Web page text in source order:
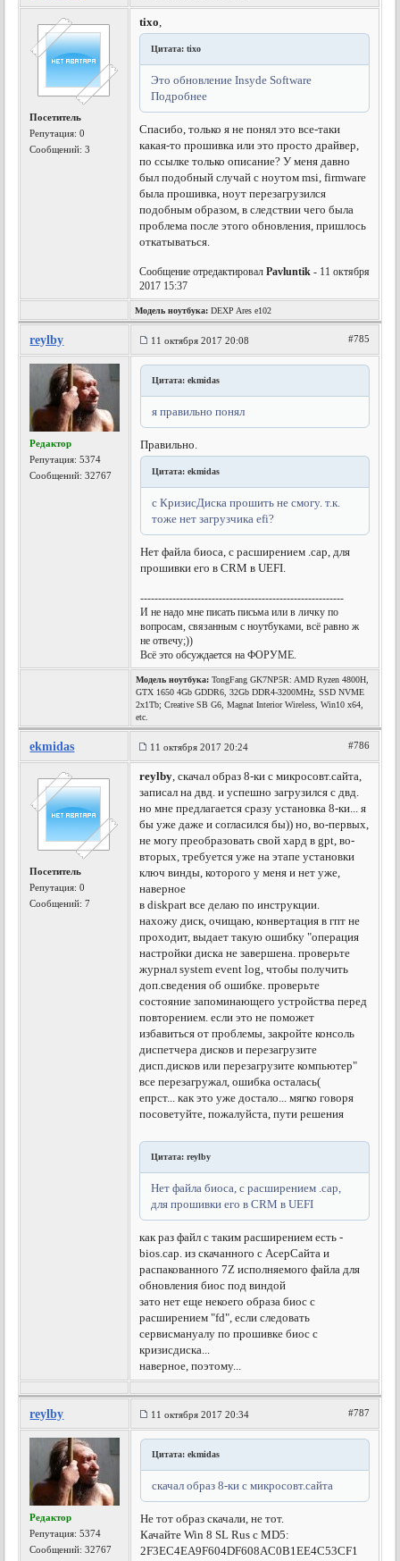
Посетитель
Репутация:0
Сообщений: 3
tixo,
Цитата: tixo
Это обновление Insyde Software
Подробнее
Спасибо, только я не понял это все-таки
какая-то прошивка или это просто драйвер,
по ссылке только описание? У меня давно
был подобный случай с ноутом msi, firmware
была прошивка, ноут перезагрузился
подобным образом, в следствии чего была
проблема после этого обновления, пришлось
откатываться.
Сообщение отредактировалPavluntik - 11 октября
2017 15:37
Модель ноутбука: DEXP Ares e102
reylby 11 октября 2017 20:08 #785
Редактор
Репутация:5374
Сообщений: 32767
Цитата: ekmidas
я правильно понял
Правильно.
Цитата: ekmidas
с КризисДиска прошить не смогу. т.к.
тоже нет загрузчика efi?
Нет файла биоса, с расширением .cap, для
прошивки его в CRM в UEFI.
---------------------------------------------------------
И не надо мне писать письма или в личку по
вопросам, связанным с ноутбуками, всё равно ж
не отвечу;))
Всё это обсуждается на ФОРУМЕ.
Модель ноутбука: TongFang GK7NP5R: AMD Ryzen 4800H,
GTX 1650 4Gb GDDR6, 32Gb DDR4-3200MHz, SSD NVME
2x1Tb; Creative SB G6, Magnat Interior Wireless, Win10 x64,
etc.
ekmidas 11 октября 2017 20:24 #786
Посетитель
Репутация:0
Сообщений: 7
reylby, скачал образ 8-ки с микросовт.сайта,
записал на двд. и успешно загрузился с двд.
но мне предлагается сразу установка 8-ки... я
бы уже даже и согласился бы)) но, во-первых,
не могу преобразовать свой хард в gpt, во-
вторых, требуется уже на этапе установки
ключ винды, которого у меня и нет уже,
наверное
в diskpart все делаю по инструкции.
нахожу диск, очищаю, конвертация в гпт не
проходит, выдает такую ошибку "операция
настройки диска не завершена. проверьте
журнал system event log, чтобы получить
доп.сведения об ошибке. проверьте
состояние запоминающего устройства перед
повторением. если это не поможет
избавиться от проблемы, закройте консоль
диспетчера дисков и перезагрузите
дисп.дисков или перезагрузите компьютер"
все перезагружал, ошибка осталась(
епрст... как это уже достало... мягко говоря
посоветуйте, пожалуйста, пути решения
Цитата: reylby
Нет файла биоса, с расширением .cap,
для прошивки его в CRM в UEFI
как раз файл с таким расширением есть -
bios.cap. из скачанного с АсерСайта и
распакованного 7Z исполняемого файла для
обновления биос под виндой
зато нет еще некоего образа биос с
расширением "fd", если следовать
сервисмануалу по прошивке биос с
кризисдиска...
наверное, поэтому...
reylby 11 октября 2017 20:34 #787
Редактор
Репутация:5374
Сообщений: 32767
Цитата: ekmidas
скачал образ 8-ки с микросовт.сайта
Не тот образ скачали, не тот.
Качайте Win 8 SL Rus с MD5:
2F3EC4EA9F604DF608AC0B1EE4C53CF1